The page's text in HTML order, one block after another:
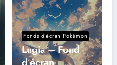
Fonds d’écran Pokémon
Lugia – Fond